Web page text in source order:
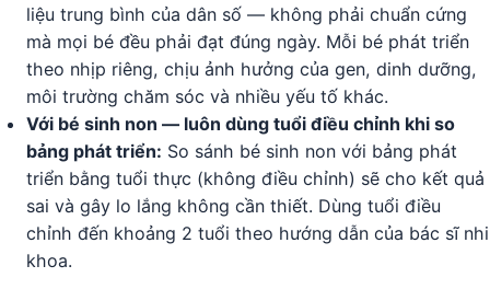
liệu trung bình của dân số — không phải chuẩn cứng
mà mọi bé đều phải đạt đúng ngày. Mỗi bé phát triển
theo nhịp riêng, chịu ảnh hưởng của gen, dinh dưỡng,
môi trường chăm sóc và nhiều yếu tố khác.
Với bé sinh non — luôn dùng tuổi điều chỉnh khi so
bảng phát triển: So sánh bé sinh non với bảng phát
triển bằng tuổi thực (không điều chỉnh) sẽ cho kết quả
sai và gây lo lắng không cần thiết. Dùng tuổi điều
chỉnh đến khoảng 2 tuổi theo hướng dẫn của bác sĩ nhi
khoa.